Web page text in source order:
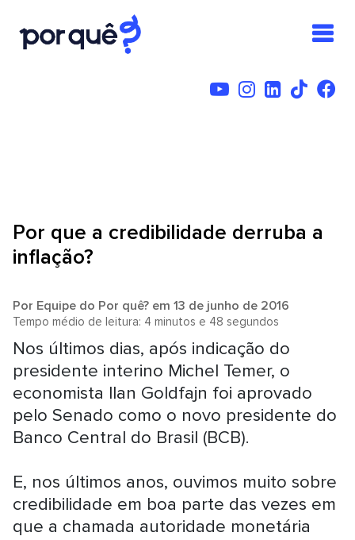
Por que a credibilidade derruba a
inflação?
Por Equipe do Por quê? em 13 de junho de 2016
Tempo médio de leitura: 4 minutos e 48 segundos
Nos últimos dias, após indicação do
presidente interino Michel Temer, o
economista Ilan Goldfajn foi aprovado
pelo Senado como o novo presidente do
Banco Central do Brasil (BCB).
E, nos últimos anos, ouvimos muito sobre
credibilidade em boa parte das vezes em
que a chamada autoridade monetária